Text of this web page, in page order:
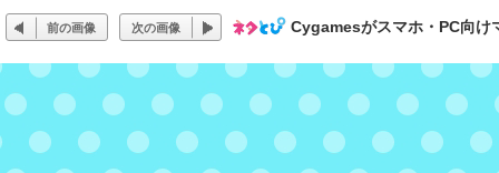
前の画像 次の画像 Cygamesがスマホ・PC向け